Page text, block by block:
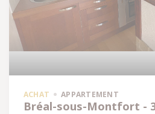
ACHAT APPARTEMENT
Bréal-sous-Montfort -